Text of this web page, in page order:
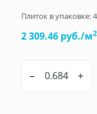
Плиток в упаковке:
2 309.46 руб./м2
– +